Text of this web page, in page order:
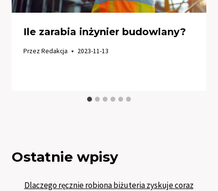
Ile zarabia inżynier budowlany?
PrzezRedakcja 2023-11-13
Ostatnie wpisy
Dlaczego ręcznie robiona biżuteria zyskuje coraz